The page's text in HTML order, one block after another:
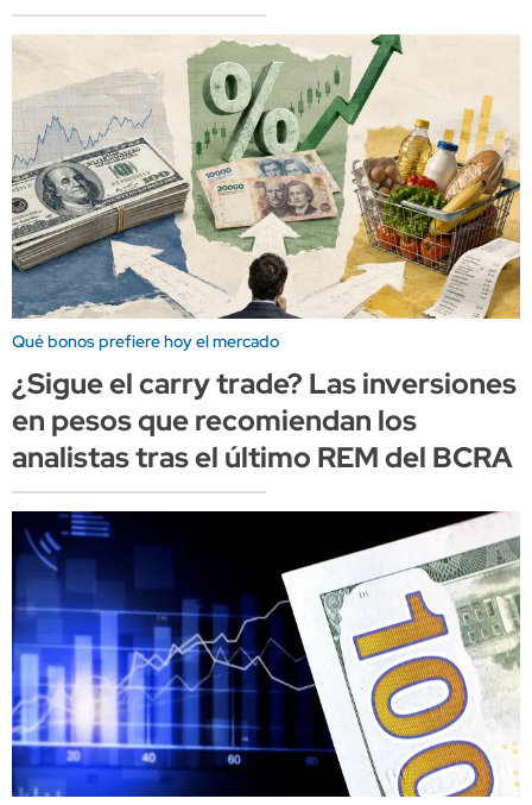
Qué bonos prefiere hoy el mercado
¿Sigue el carry trade? Las inversiones
en pesos que recomiendan los
analistas tras el último REM del BCRA